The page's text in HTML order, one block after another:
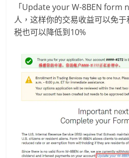
「Update your W-8BEN form
人，这样你的交易收益可以免
税也可以降低到10%